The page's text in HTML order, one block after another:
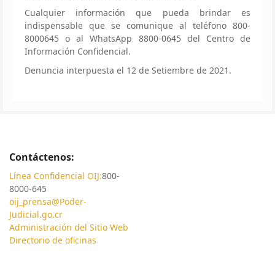
Cualquier información que pueda brindar es
indispensable que se comunique al teléfono 800-
8000645 o al WhatsApp 8800-0645 del Centro de
Información Confidencial.
Denuncia interpuesta el 12 de Setiembre de 2021.
Contáctenos:
Línea Confidencial OIJ:800-
8000-645
oij_prensa@Poder-
Judicial.go.cr
Administración del Sitio Web
Directorio de oficinas